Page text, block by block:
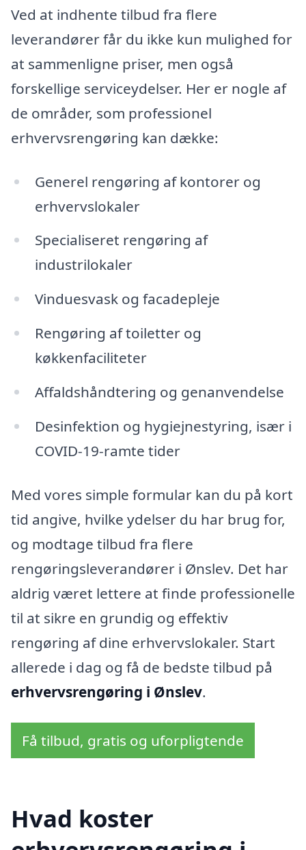
Ved at indhente tilbud fra flere
leverandører får du ikke kun mulighed for
at sammenligne priser, men også
forskellige serviceydelser. Her er nogle af
de områder, som professionel
erhvervsrengøring kan dække:
Generel rengøring af kontorer og
erhvervslokaler
Specialiseret rengøring af
industrilokaler
Vinduesvask og facadepleje
Rengøring af toiletter og
køkkenfaciliteter
Affaldshåndtering og genanvendelse
Desinfektion og hygiejnestyring, især i
COVID-19-ramte tider
Med vores simple formular kan du på kort
tid angive, hvilke ydelser du har brug for,
og modtage tilbud fra flere
rengøringsleverandører i Ønslev. Det har
aldrig været lettere at finde professionelle
til at sikre en grundig og effektiv
rengøring af dine erhvervslokaler. Start
allerede i dag og få de bedste tilbud på
erhvervsrengøring i Ønslev.
Få tilbud, gratis og uforpligtende
Hvad koster